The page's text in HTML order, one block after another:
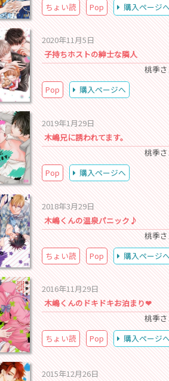
ちょい読
Pop 購入ページへ
2020年11月5日
子持ちホストの紳士な隣人
桃季
Pop
購入ページへ
2019年1月29日
木嶋兄に誘われてます。
桃季
Pop
購入ページへ
2018年3月29日
木嶋くんの温泉パニック♪
桃季さ
ちょい読
Pop 購入ページへ
2016年11月29日
木嶋くんのドキドキお泊まり❤
桃季
ちょい読
Pop 購入ページへ
2015年12月26日